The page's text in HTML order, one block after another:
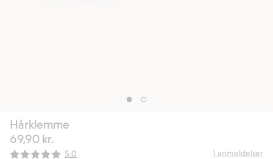
Hårklemme
69,90 kr.
Gjennomsnittskarakter:
5.0 1 anmeldelser